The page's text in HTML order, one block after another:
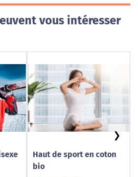
vous intéresser
Haut de sport en coton
bio
❯